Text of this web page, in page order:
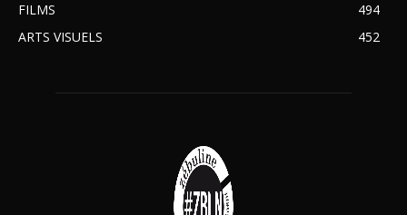
FILMS
494
ARTS VISUELS
452